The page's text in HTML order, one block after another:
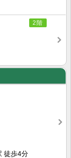
2階
徒歩4分